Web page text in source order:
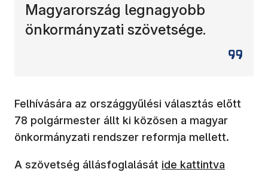
Magyarország legnagyobb
önkormányzati szövetsége.
Felhívására az országgyűlési választás előtt
78 polgármester állt ki közösen a magyar
önkormányzati rendszer reformja mellett.
A szövetség állásfoglalását ide kattintva